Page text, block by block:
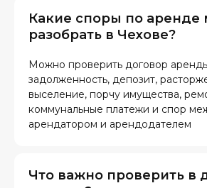
Какие споры по аренде
разобрать в Чехове?
Можно проверить договор
задолженность, депозит,
выселение, порчу имущества,
коммунальные платежи и спор
арендатором и арендодателем
Что важно проверить в